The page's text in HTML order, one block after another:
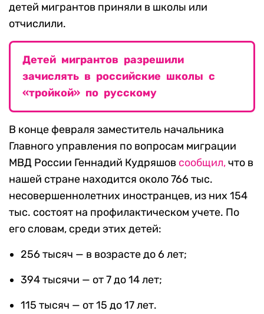
детей мигрантов приняли в школы или
отчислили.
Детей мигрантов разрешили
зачислять в российские школы с
«тройкой» по русскому
В конце февраля заместитель начальника
Главного управления по вопросам миграции
МВД России Геннадий Кудряшов сообщил,что в
нашей стране находится около 766 тыс.
несовершеннолетних иностранцев, из них 154
тыс. состоят на профилактическом учете. По
его словам, среди этих детей:
256 тысяч — в возрасте до 6 лет;
394 тысячи — от 7 до 14 лет;
115 тысяч — от 15 до 17 лет.